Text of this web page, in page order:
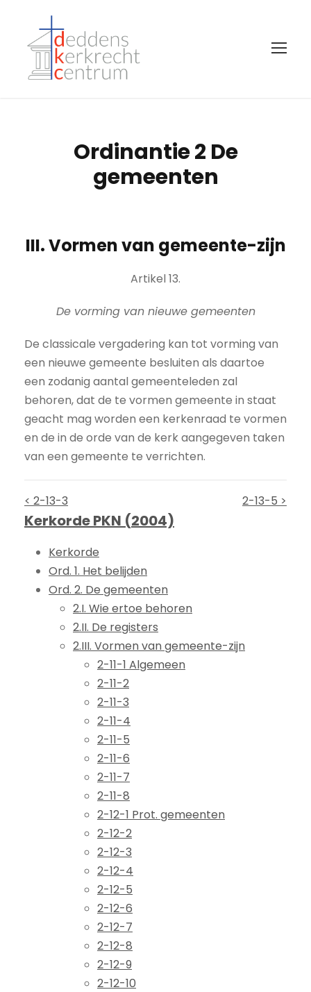
Ordinantie 2 De
gemeenten
III. Vormen van gemeente-zijn
Artikel 13.
De vorming van nieuwe gemeenten
De classicale vergadering kan tot vorming van
een nieuwe gemeente besluiten als daartoe
een zodanig aantal gemeenteleden zal
behoren, dat de te vormen gemeente in staat
geacht mag worden een kerkenraad te vormen
en de in de orde van de kerk aangegeven taken
van een gemeente te verrichten.
< 2-13-3 2-13-5 >
Kerkorde PKN (2004)
Kerkorde
Ord. 1. Het belijden
Ord. 2. De gemeenten
2.I. Wie ertoe behoren
2.II. De registers
2.III. Vormen van gemeente-zijn
2-11-1 Algemeen
2-11-2
2-11-3
2-11-4
2-11-5
2-11-6
2-11-7
2-11-8
2-12-1 Prot. gemeenten
2-12-2
2-12-3
2-12-4
2-12-5
2-12-6
2-12-7
2-12-8
2-12-9
2-12-10